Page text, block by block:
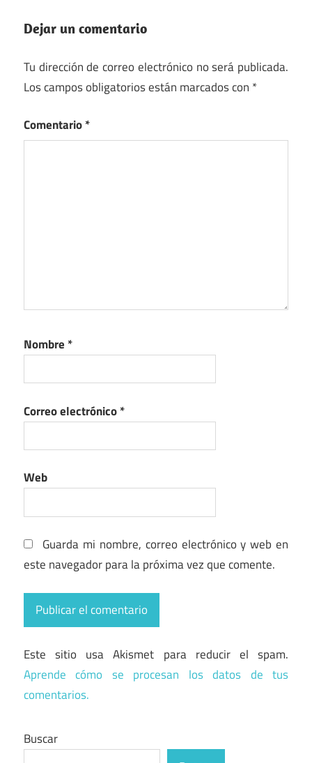
Dejar un comentario
Tu dirección de correo electrónico no será publicada.
Los campos obligatorios están marcados con *
Comentario*
Nombre *
Correo electrónico*
Web
Guarda mi nombre, correo electrónico y web en
este navegador para la próxima vez que comente.
Este sitio usa Akismet para reducir el spam.
Aprende cómo se procesan los datos de tus
comentarios.
Buscar